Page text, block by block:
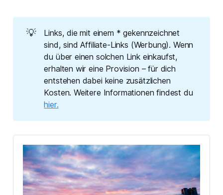
💡
Links, die mit einem * gekennzeichnet
sind, sind Affiliate-Links (Werbung). Wenn
du über einen solchen Link einkaufst,
erhalten wir eine Provision – für dich
entstehen dabei keine zusätzlichen
Kosten. Weitere Informationen findest du
hier.